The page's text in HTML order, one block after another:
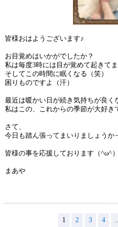
皆様おはようございます♪
お目覚めはいかがでしたか？
私は毎度3時には目が覚めて起きて
そしてこの時間に眠くなる（笑）
困りものですよ（汗）
最近は暖かい日が続き気持ちが良く
私はこの、これからの季節が大好
さて、
今日も踏ん張ってまいりましょうか
皆様の事を応援しております（^ω^）
まあや
1 2 3 4